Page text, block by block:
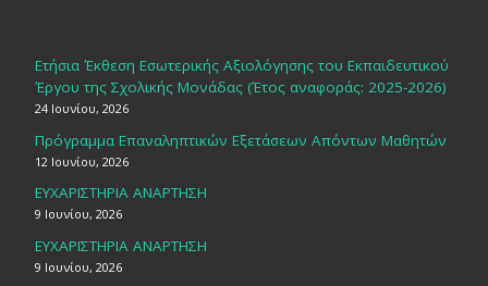
Ετήσια Έκθεση Εσωτερικής Αξιολόγησης του Εκπαιδευτικού
Έργου της Σχολικής Μονάδας (Έτος αναφοράς: 2025-2026)
24 Ιουνίου, 2026
Πρόγραμμα Επαναληπτικών Εξετάσεων Απόντων Μαθητών
12 Ιουνίου, 2026
ΕΥΧΑΡΙΣΤΗΡΙΑ ΑΝΑΡΤΗΣΗ
9 Ιουνίου, 2026
ΕΥΧΑΡΙΣΤΗΡΙΑ ΑΝΑΡΤΗΣΗ
9 Ιουνίου, 2026